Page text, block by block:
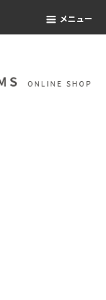
メニュー